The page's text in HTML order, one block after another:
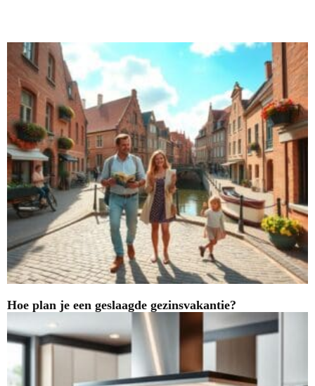
Hoe plan je een geslaagde gezinsvakantie?